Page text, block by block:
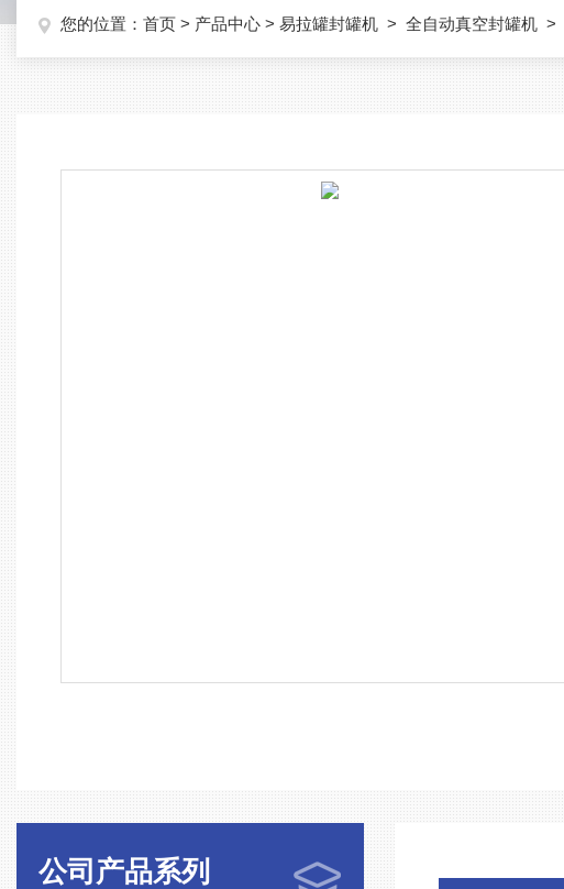
您的位置： 首页 > 产品中心 > 易拉罐封罐机 > 全自动真空封罐机 >
公司产品系列